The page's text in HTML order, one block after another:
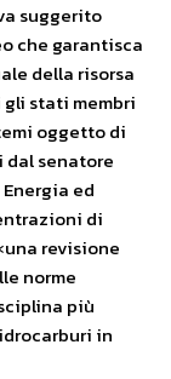
suggerito
che garantisca
della risorsa
stati membri
oggetto di
senatore
ed
di
revisione
norme
più
in